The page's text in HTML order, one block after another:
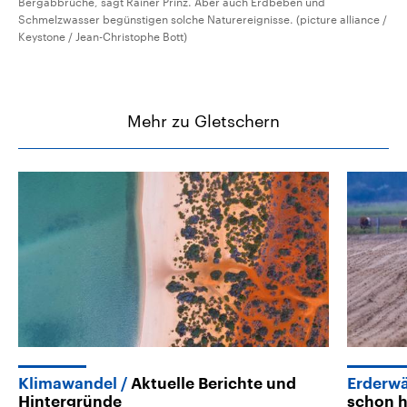
Schmelzwasser begünstigen solche Naturereignisse. (picture alliance /
Keystone / Jean-Christophe Bott)
Mehr zu Gletschern
Klimawandel
Aktuelle Berichte und
Hintergründe
schon